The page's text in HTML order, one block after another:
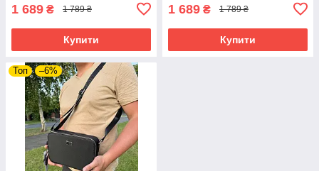
1 689 ₴ 1 789 ₴
Купити
1 689 ₴ 1 789 ₴
Купити
Топ –6%